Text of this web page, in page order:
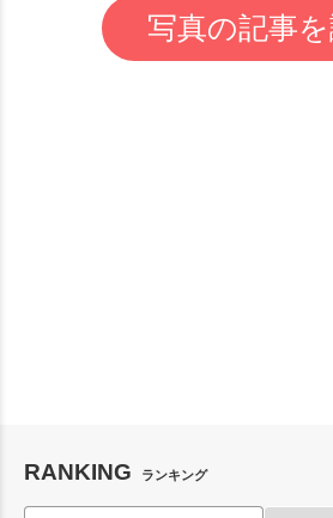
写真の記事
RANKING ランキング